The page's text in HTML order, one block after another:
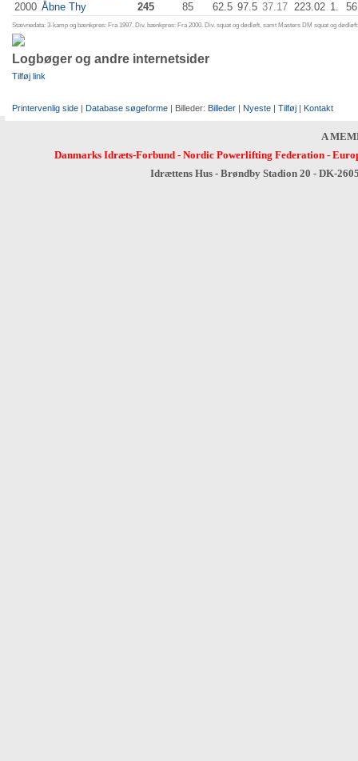
2000 Åbne Thy 245 85 62.5 97.5 37.17 223.02 1. 56
Stævnedata: 3-kamp og bænkpres: Fra 1997. Div. bænkpres: Fra 2000. Div. squat og dødløft, samt Masters DM squat og
Logbøger og andre internetsider
Tilføj link
Printervenlig side | Database søgeforme | Billeder: Billeder | Nyeste | Tilføj | Kontakt
A
Danmarks Idræts-Forbund- Nordic Powerlifting Federation-
Idrættens Hus - Brøndby Stadion 20 - DK-